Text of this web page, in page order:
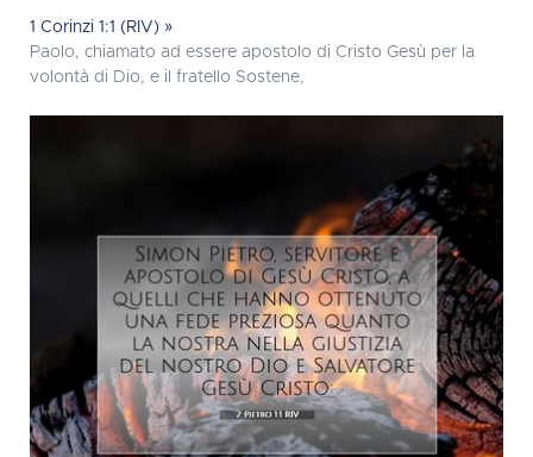
1 Corinzi 1:1 (RIV) »
Paolo, chiamato ad essere apostolo di Cristo Gesù per la
volontà di Dio, e il fratello Sostene,